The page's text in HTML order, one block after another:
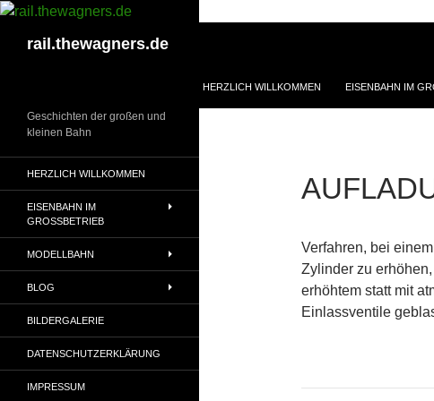
Zum
springenrail.thewagners.de
HERZLICH WILLKOMMEN EISENBAHN IM
Verfahren, bei
Zylinder zu
erhöhtem statt mit
Einlassventile
Geschichten der großen und
kleinen Bahn
HERZLICH WILLKOMMEN
EISENBAHN IM
GROSSBETRIEB
MODELLBAHN
BLOG
BILDERGALERIE
DATENSCHUTZERKLÄRUNG
IMPRESSUM